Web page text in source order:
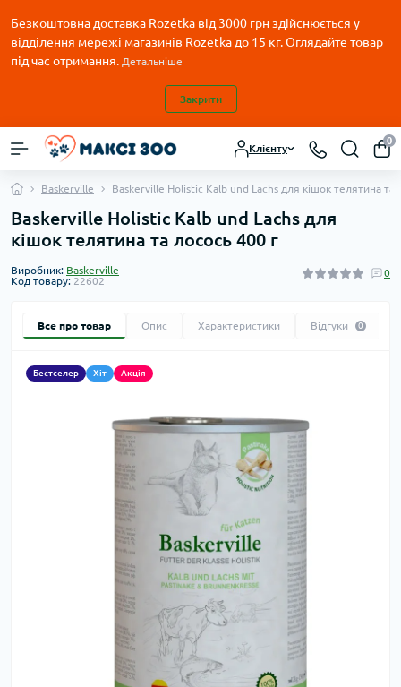
Безкоштовна доставка Rozetka від 3000 грн здійснюється у
відділення мережі магазинів Rozetka до 15 кг. Оглядайте товар
під час отримання. Детальніше
Закрити
Клієнту
0
Baskerville Baskerville Holistic Kalb und Lachs для кішок телятина та
Baskerville Holistic Kalb und Lachs для
кішок телятина та лосось 400 г
Виробник: Baskerville
Код товару: 22602
0
Все про товар Опис Характеристики Відгуки 0
Бестселер Хіт Акція